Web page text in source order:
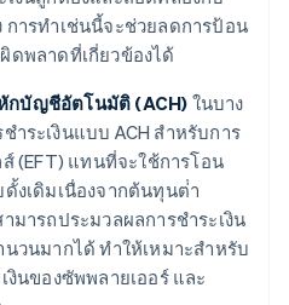
ารทําเช่นนี้จะช่วยลดการป้อน
ดพลาดที่เกี่ยวข้องได้
กบัญชีอัตโนมัติ (ACH)ในบาง
ำระเงินแบบ ACH สําหรับการ
(EFT) แทนที่จะใช้การโอน
งเดิมเนื่องจากต้นทุนต่ํา
มารถประมวลผลการชําระเงิน
วนมากได้ ทําให้เหมาะสําหรับ
งินของซัพพลายเออร์ และ